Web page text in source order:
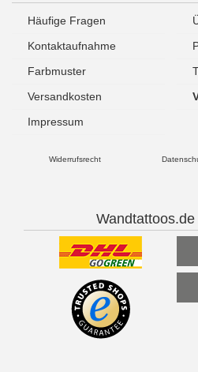
Häufige Fragen
Kontaktaufnahme
Farbmuster
Versandkosten
Impressum
Widerrufsrecht